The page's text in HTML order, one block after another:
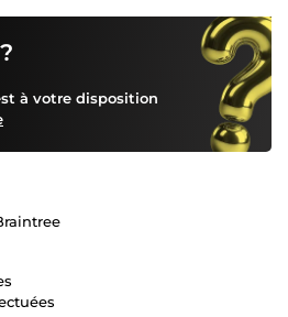
à votre disposition